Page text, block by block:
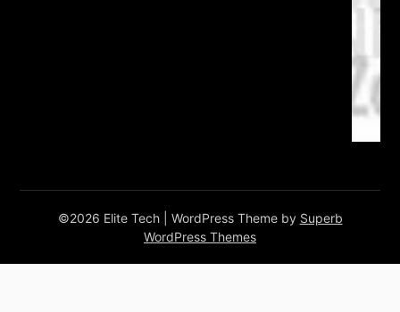
©2026 Elite Tech | WordPress Theme by Superb
WordPress Themes